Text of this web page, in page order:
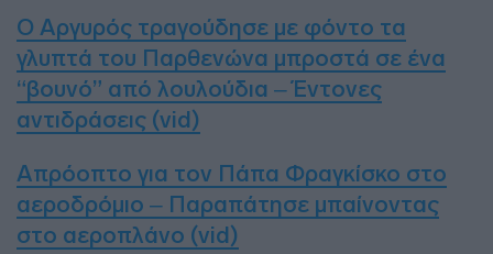
Ο Αργυρός τραγούδησε με φόντο τα
γλυπτά του Παρθενώνα μπροστά σε ένα
“βουνό” από λουλούδια – Έντονες
αντιδράσεις (vid)
Απρόοπτο για τον Πάπα Φραγκίσκο στο
αεροδρόμιο – Παραπάτησε μπαίνοντας
στο αεροπλάνο (vid)